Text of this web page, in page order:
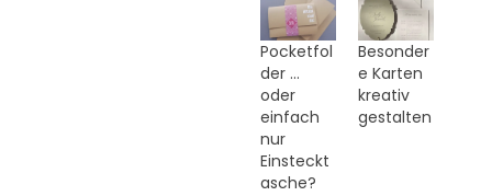
Pocketfol
der …
oder
einfach
nur
Einsteckt
asche?
Besonder
e Karten
kreativ
gestalten